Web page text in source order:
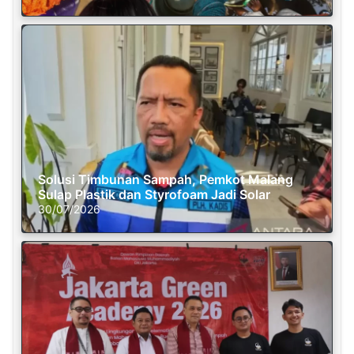
Solusi Timbunan Sampah, Pemkot Malang
Sulap Plastik dan Styrofoam Jadi Solar
30/07/2026